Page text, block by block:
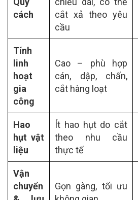
cách
cắt xả theo yêu
cầu
Tính
linh
hoạt
gia
công
Cao – phù hợp
cán, dập, chấn,
cắt hàng loạt
Hao
hụt vật
liệu
Ít hao hụt do cắt
theo nhu cầu
thực tế
Vận
chuyển
Gọn gàng, tối ưu